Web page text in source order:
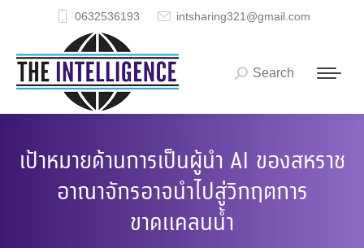
0632536193 intsharing321@gmail.com
Search:
Search
เป้าหมายด้านการเป็นผู้นำ AI ของสหราช
อาณาจักรอาจนำไปสู่วิกฤตการ
ขาดแคลนน้ำ